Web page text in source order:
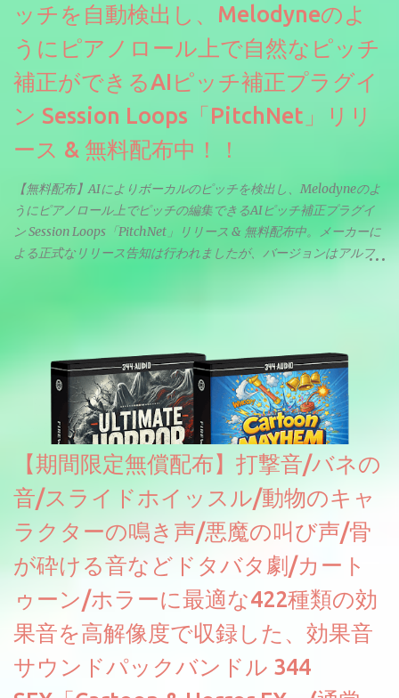
ッチを自動検出し、Melodyneのよ
うにピアノロール上で自然なピッチ
補正ができるAIピッチ補正プラグイ
ン Session Loops「PitchNet」リリ
ース & 無料配布中！！
【無料配布】AIによりボーカルのピッチを検出し、Melodyneのよ
うにピアノロール上でピッチの編集できるAIピッチ補正プラグイ
ン Session Loops「PitchNet」リリース & 無料配布中。メーカーに
よる正式なリリース告知は行われましたが、バージョンはアルフ
のあるDrumNetのメーカーです。調べたところによるとオープン
ソースを元に設計・改良した製品のようです。
【期間限定無償配布】打撃音/バネの
音/スライドホイッスル/動物のキャ
ラクターの鳴き声/悪魔の叫び声/骨
が砕ける音などドタバタ劇/カート
ゥーン/ホラーに最適な422種類の効
果音を高解像度で収録した、効果音
サウンドパックバンドル 344